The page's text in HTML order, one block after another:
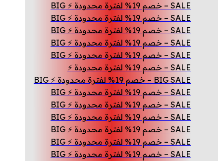
SALE – خصم 19% لفترة محدودة ⚡ BIG
SALE – خصم 19% لفترة محدودة ⚡ BIG
SALE – خصم 19% لفترة محدودة ⚡ BIG
SALE – خصم 19% لفترة محدودة ⚡ BIG
SALE – خصم 19% لفترة محدودة ⚡ BIG
SALE – خصم 19% لفترة محدودة ⚡
BIG SALE – خصم 19% لفترة محدودة ⚡ BIG
SALE – خصم 19% لفترة محدودة ⚡ BIG
SALE – خصم 19% لفترة محدودة ⚡ BIG
SALE – خصم 19% لفترة محدودة ⚡ BIG
SALE – خصم 19% لفترة محدودة ⚡ BIG
SALE – خصم 19% لفترة محدودة ⚡ BIG
SALE – خصم 19% لفترة محدودة ⚡ BIG